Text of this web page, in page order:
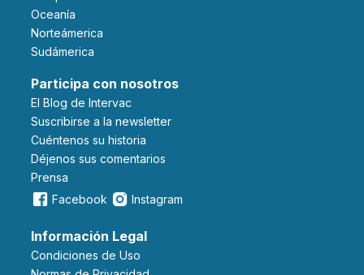
Oceanía
Norteámerica
Sudámerica
Participa con nosotros
El Blog de Intervac
Suscribirse a la newsletter
Cuéntenos su historia
Déjenos sus comentarios
Prensa
Facebook
Instagram
Información Legal
Condiciones de Uso